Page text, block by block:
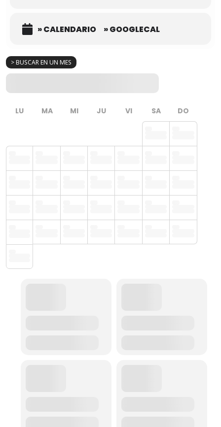
> BUSCAR EN UN MES
LU MA MI JU VI SA DO
» CALENDARIO » GOOGLECAL